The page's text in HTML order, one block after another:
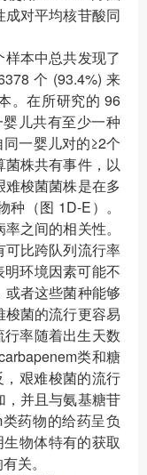
对平均核苷酸同
本中总共发现了
个 (93.4%) 来
。在所研究的 96
儿共有至少一种
一婴儿对的≥2个
株共有事件，以
梭菌菌株是在多
（图 1D-E）。
之间的相关性。
比跨队列流行率
环境因素可能不
者这些菌种能够
菌的流行更容易
率随着出生天数
类和糖
艰难梭菌的流行
并且与氨基糖苷
药物的给药呈负
物体特有的获取
关。